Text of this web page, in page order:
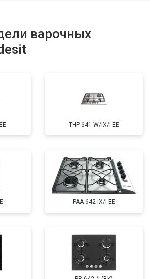
варочных
THP 641 W/IX/I EE
PAA 642 IX/I EE